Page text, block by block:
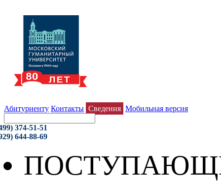
Абитуриенту Контакты Сведения Мобильная версия
374-51-51
644-88-69